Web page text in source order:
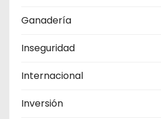
Ganadería
Inseguridad
Internacional
Inversión